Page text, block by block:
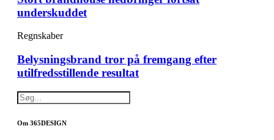
underskuddet
Regnskaber
Belysningsbrand tror på fremgang efter
utilfredsstillende resultat
Om 365DESIGN